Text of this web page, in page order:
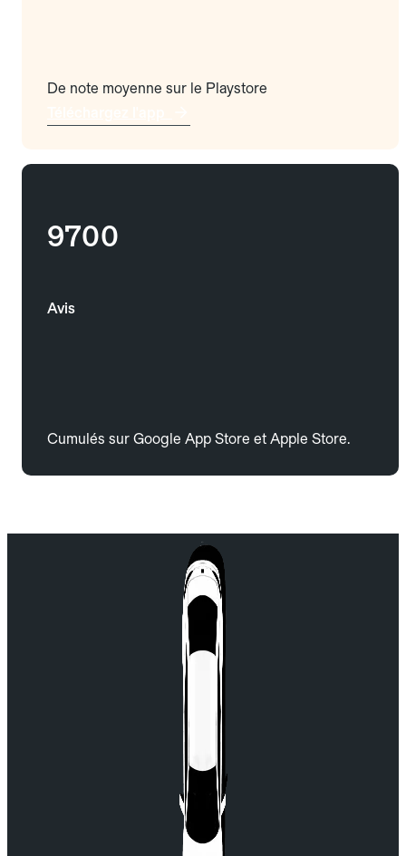
De note moyenne sur le Playstore
9700
Avis
Cumulés sur Google App Store et Apple Store.